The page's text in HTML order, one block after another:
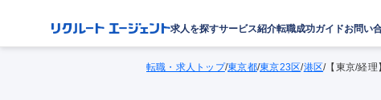
求人を探すサービス紹介転職成功ガイドお問い
転職・求人トップ/東京都/東京23区/港区/【東京/経理